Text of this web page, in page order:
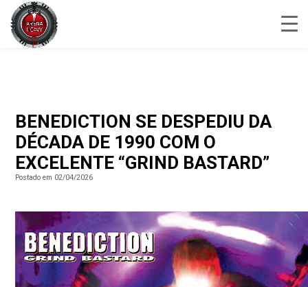
BENEDICTION SE DESPEDIU DA
DÉCADA DE 1990 COM O
EXCELENTE “GRIND BASTARD”
Postado em 02/04/2026